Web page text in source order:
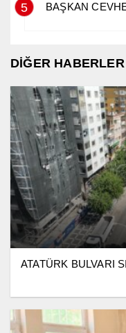
5 BAŞKAN
DİĞER HABERLER
ATATÜRK BULVARI